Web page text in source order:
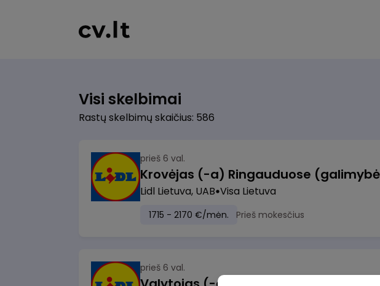
Visi skelbimai
Rastų skelbimų skaičius: 586
prieš 6 val.
Lidl Lietuva, UAB Visa Lietuva
1715 - 2170 €/mėn. Prieš mokesčius
prieš 6 val.